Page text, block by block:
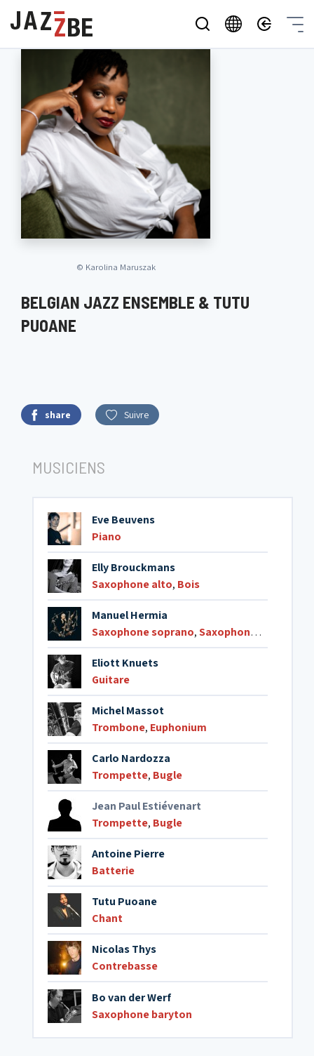
© Karolina Maruszak
BELGIAN JAZZ ENSEMBLE & TUTU
PUOANE
share Suivre
MUSICIENS
Eve Beuvens
Piano
Elly Brouckmans
Saxophone alto, Bois
Manuel Hermia
Saxophone soprano,Saxophone ténor
Eliott Knuets
Guitare
Michel Massot
Trombone, Euphonium
Carlo Nardozza
Trompette, Bugle
Jean Paul Estiévenart
Trompette, Bugle
Antoine Pierre
Batterie
Tutu Puoane
Chant
Nicolas Thys
Contrebasse
Bo van der Werf
Saxophone baryton